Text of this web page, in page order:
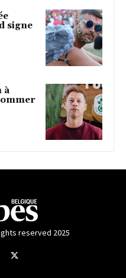
signe
à
reserved 2025